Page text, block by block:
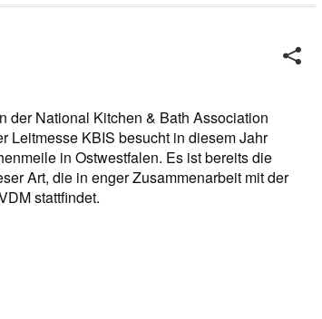
der National Kitchen & Bath Association
Leitmesse KBIS besucht in diesem Jahr
in Ostwestfalen. Es ist bereits die
Art, die in enger Zusammenarbeit mit der
stattfindet.